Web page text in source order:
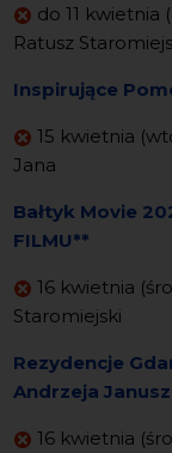
do 11 kwietnia
Ratusz
Inspirujące
15 kwietnia
Jana
Bałtyk Movie
FILMU**
16 kwietnia
Staromiejski
Rezydencje
Andrzeja
16 kwietnia